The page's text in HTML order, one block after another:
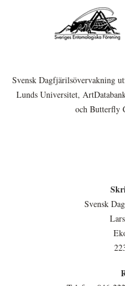
Svensk Dagfjärilsövervakning
Lunds Universitet,
och Butterfly
Svensk